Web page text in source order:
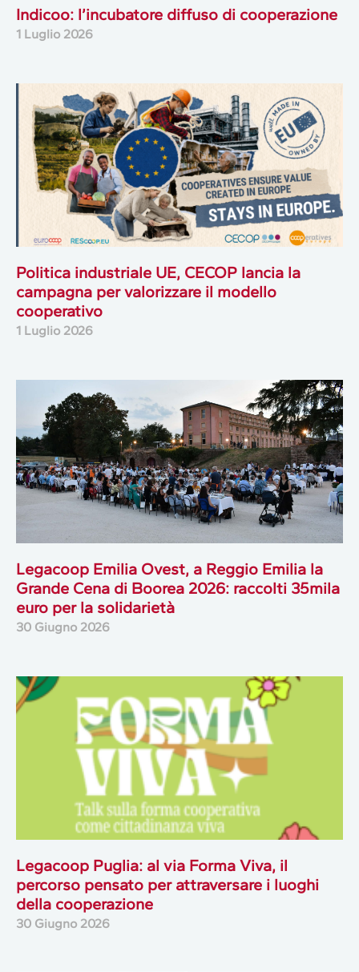
Indicoo: l’incubatore diffuso di cooperazione
1 Luglio 2026
Politica industriale UE, CECOP lancia la
campagna per valorizzare il modello
cooperativo
1 Luglio 2026
Legacoop Emilia Ovest, a Reggio Emilia la
Grande Cena di Boorea 2026: raccolti 35mila
euro per la solidarietà
30 Giugno 2026
Legacoop Puglia: al via Forma Viva, il
percorso pensato per attraversare i luoghi
della cooperazione
30 Giugno 2026